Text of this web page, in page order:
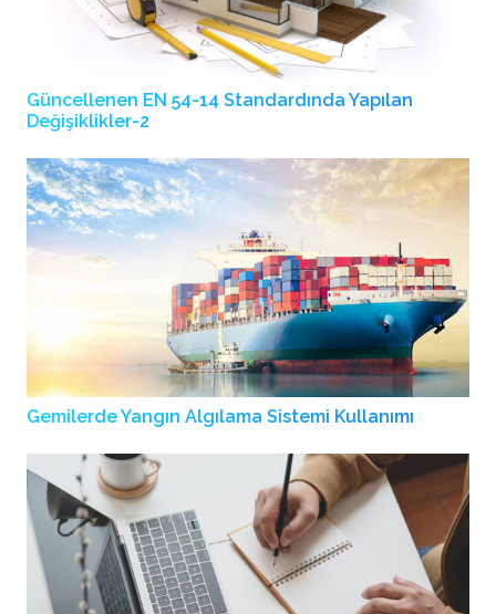
Güncellenen EN 54-14 Standardında Yapılan
Değişiklikler-2
Gemilerde Yangın Algılama Sistemi Kullanımı